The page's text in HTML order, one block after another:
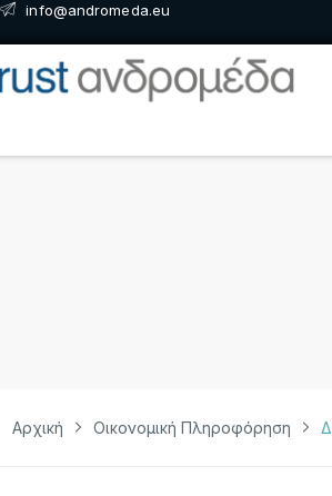
info@andromeda.eu
Αρχική Οικονομική Πληροφόρηση